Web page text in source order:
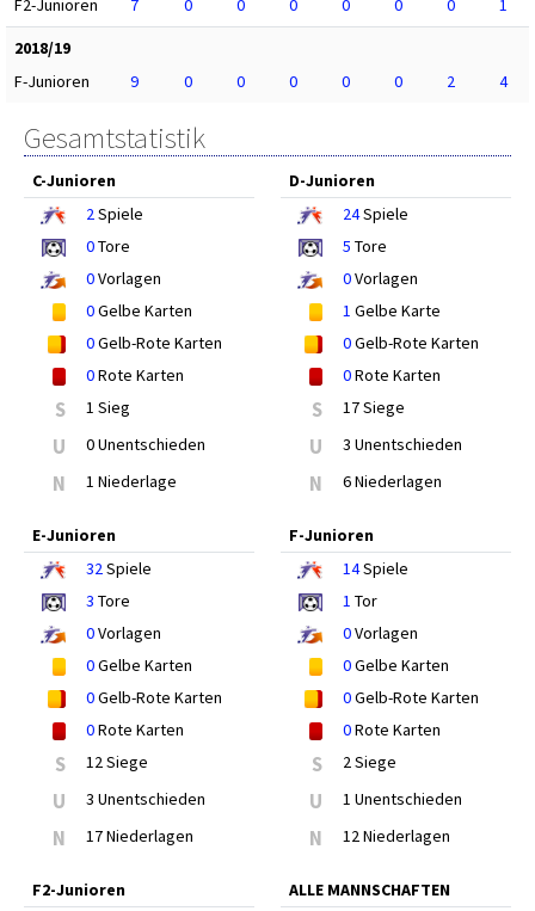
F2-Junioren
7 0 0 0 0 0 0
1
2018/19
F-Junioren
9 0 0 0 0 0 2 4
Gesamtstatistik
C-Junioren
2Spiele
0Tore
0Vorlagen
0Gelbe Karten
0Gelb-Rote Karten
0Rote Karten
S 1 Sieg
U 0 Unentschieden
N 1 Niederlage
D-Junioren
24Spiele
5 Tore
0Vorlagen
1 Gelbe Karte
0Gelb-Rote Karten
0Rote Karten
S 17 Siege
U 3 Unentschieden
N 6 Niederlagen
E-Junioren
32Spiele
3 Tore
0Vorlagen
0Gelbe Karten
0Gelb-Rote Karten
0Rote Karten
S 12 Siege
U 3 Unentschieden
N 17 Niederlagen
F-Junioren
14Spiele
1 Tor
0Vorlagen
0Gelbe Karten
0Gelb-Rote Karten
0Rote Karten
S 2 Siege
U 1 Unentschieden
N 12 Niederlagen
F2-Junioren
ALLE MANNSCHAFTEN